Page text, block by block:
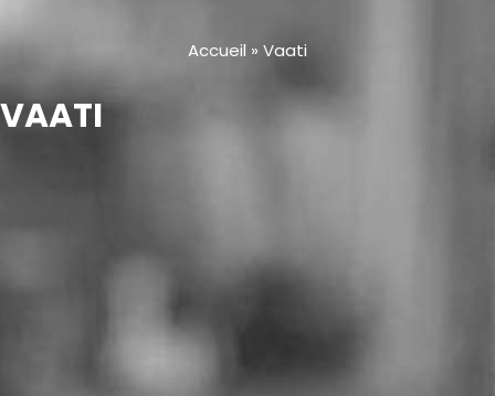
Accueil » Vaati
VAATI